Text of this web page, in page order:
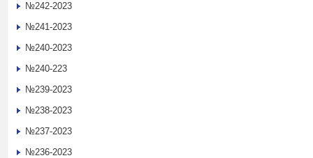
№242-2023
№241-2023
№240-2023
№240-223
№239-2023
№238-2023
№237-2023
№236-2023